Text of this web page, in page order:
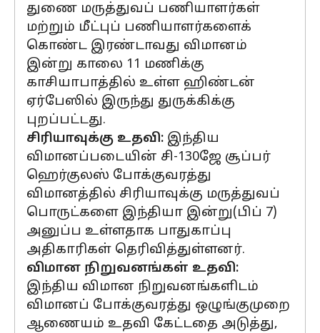
துணை மருத்துவப் பணியாளர்கள்
மற்றும் மீட்புப் பணியாளர்களைக்
கொண்ட இரண்டாவது விமானம்
இன்று காலை 11 மணிக்கு
காசியாபாத்தில் உள்ள ஹிண்டன்
ஏர்பேஸில் இருந்து துருக்கிக்கு
புறப்பட்டது.
சிரியாவுக்கு உதவி: இந்திய
விமானப்படையின் சி-130ஜே சூப்பர்
ஹெர்குலஸ் போக்குவரத்து
விமானத்தில் சிரியாவுக்கு மருத்துவப்
பொருட்களை இந்தியா இன்று(பிப் 7)
அனுப்ப உள்ளதாக பாதுகாப்பு
அதிகாரிகள் தெரிவித்துள்ளனர்.
விமான நிறுவனங்கள் உதவி:
இந்திய விமான நிறுவனங்களிடம்
விமானப் போக்குவரத்து ஒழுங்குமுறை
ஆணையம் உதவி கேட்டதை அடுத்து,